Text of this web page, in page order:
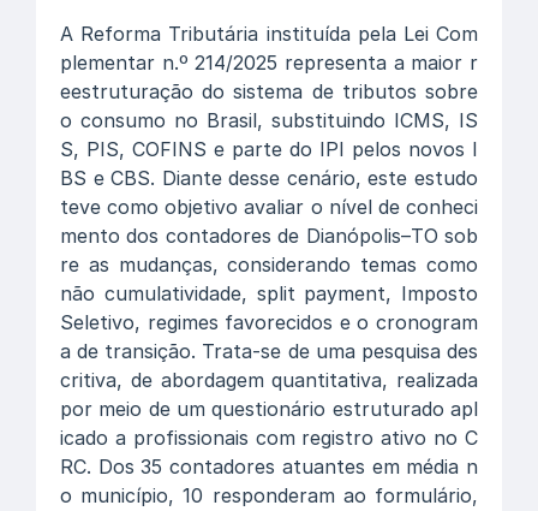
A Reforma Tributária instituída pela Lei Com
plementar n.º 214/2025 representa a maior r
eestruturação do sistema de tributos sobre
o consumo no Brasil, substituindo ICMS, IS
S, PIS, COFINS e parte do IPI pelos novos I
BS e CBS. Diante desse cenário, este estudo
teve como objetivo avaliar o nível de conheci
mento dos contadores de Dianópolis–TO sob
re as mudanças, considerando temas como
não cumulatividade, split payment, Imposto
Seletivo, regimes favorecidos e o cronogram
a de transição. Trata-se de uma pesquisa des
critiva, de abordagem quantitativa, realizada
por meio de um questionário estruturado apl
icado a profissionais com registro ativo no C
RC. Dos 35 contadores atuantes em média n
o município, 10 responderam ao formulário,